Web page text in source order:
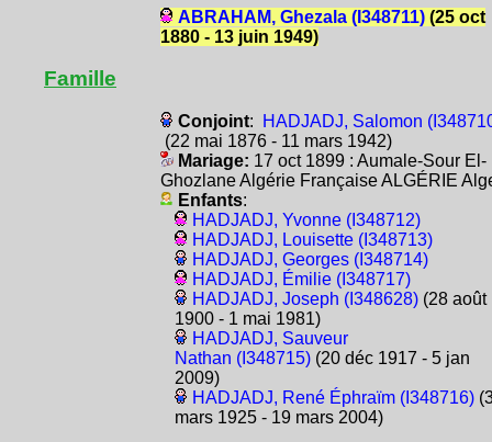
ABRAHAM, Ghezala (I348711)(25 oct
1880 - 13 juin 1949)
Famille
Conjoint:
HADJADJ, Salomon
(22 mai 1876 - 11 mars 1942)
Mariage: 17 oct 1899 : Aumale-Sour El-
Ghozlane Algérie Française ALGÉRIE
Enfants:
HADJADJ, Yvonne (I348712)
HADJADJ, Louisette (I348713)
HADJADJ, Georges (I348714)
HADJADJ, Émilie (I348717)
HADJADJ, Joseph (I348628)(28 août
1900 - 1 mai 1981)
HADJADJ, Sauveur
Nathan (I348715)(20 déc 1917 - 5 jan
2009)
HADJADJ, René Éphraïm (I348716)
mars 1925 - 19 mars 2004)